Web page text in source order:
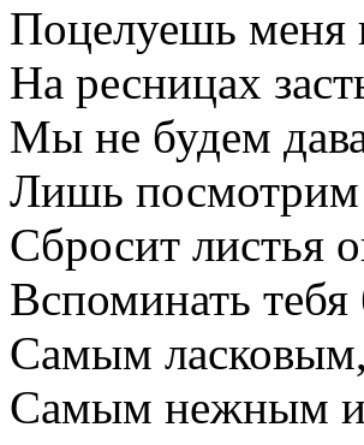
Поцелуешь меня
На ресницах
Мы не будем
Лишь посмотрим
Сбросит листья
Вспоминать
Самым
Самым нежным